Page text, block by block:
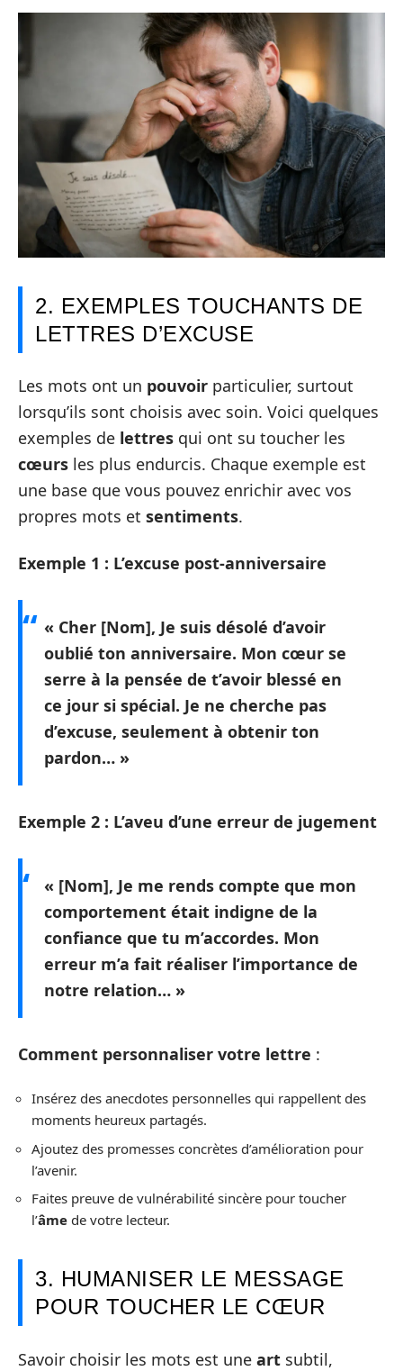
2. EXEMPLES TOUCHANTS DE
LETTRES D’EXCUSE
Les mots ont un pouvoir particulier, surtout
lorsqu’ils sont choisis avec soin. Voici quelques
exemples de lettres qui ont su toucher les
cœurs les plus endurcis. Chaque exemple est
une base que vous pouvez enrichir avec vos
propres mots et sentiments.
Exemple 1 : L’excuse post-anniversaire
« Cher [Nom], Je suis désolé d’avoir
oublié ton anniversaire. Mon cœur se
serre à la pensée de t’avoir blessé en
ce jour si spécial. Je ne cherche pas
d’excuse, seulement à obtenir ton
pardon… »
Exemple 2 : L’aveu d’une erreur de jugement
« [Nom], Je me rends compte que mon
comportement était indigne de la
confiance que tu m’accordes. Mon
erreur m’a fait réaliser l’importance de
notre relation… »
Comment personnaliser votre lettre :
Insérez des anecdotes personnelles qui rappellent des
moments heureux partagés.
Ajoutez des promesses concrètes d’amélioration pour
l’avenir.
Faites preuve de vulnérabilité sincère pour toucher
l’âme de votre lecteur.
3. HUMANISER LE MESSAGE
POUR TOUCHER LE CŒUR
Savoir choisir les mots est une art subtil,